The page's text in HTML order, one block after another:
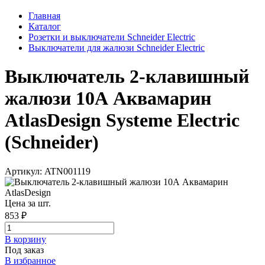
Главная
Каталог
Розетки и выключатели Schneider Electric
Выключатели для жалюзи Schneider Electric
Выключатель 2-клавишный
жалюзи 10А Аквамарин
AtlasDesign Systeme Electric
(Schneider)
Артикул: ATN001119
Цена за шт.
853 ₽
В корзинy
Под заказ
В избранное